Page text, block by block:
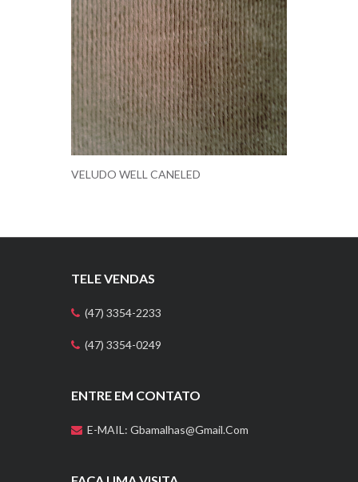
VELUDO WELL CANELED
TELE VENDAS
(47) 3354-2233
(47) 3354-0249
ENTRE EM CONTATO
E-MAIL: Gbamalhas@gmail.com